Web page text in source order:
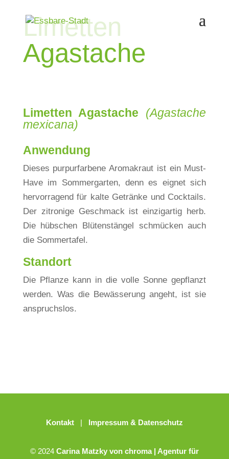
Limetten
Agastache
Limetten Agastache
(Agastache
mexicana)
Anwendung
Dieses purpurfarbene Aromakraut ist ein Must-
Have im Sommergarten, denn es eignet sich
hervorragend für kalte Getränke und Cocktails.
Der zitronige Geschmack ist einzigartig herb.
Die hübschen Blütenstängel schmücken auch
die Sommertafel.
Standort
Die Pflanze kann in die volle Sonne gepflanzt
werden. Was die Bewässerung angeht, ist sie
anspruchslos.
Kontakt | Impressum & Datenschutz
© 2024 Carina Matzky von chroma | Agentur für